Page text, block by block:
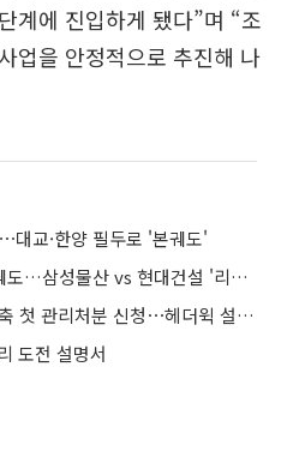
계에 진입하게 됐다”며 “조
업을 안정적으로 추진해 나
대교·한양 필두로 '본궤도'
여의도 ‘최대어’ 시범 본궤도…삼성물산 vs 현대건설 '리턴매치' 전망
대교아파트, 여의도 재건축 첫 관리처분 신청⋯헤더윅 설계 공개
도전 설명서